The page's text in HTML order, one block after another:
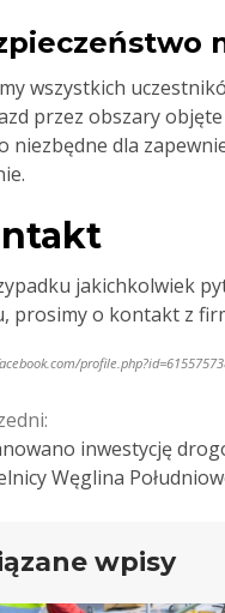
wszystkich
przez obszary
niezbędne dla
jakichkolwiek
prosimy o kontakt z
inwestycję
Węglina
wpisy